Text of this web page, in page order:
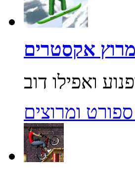
מרוץ אקסטרים
ומרוצים